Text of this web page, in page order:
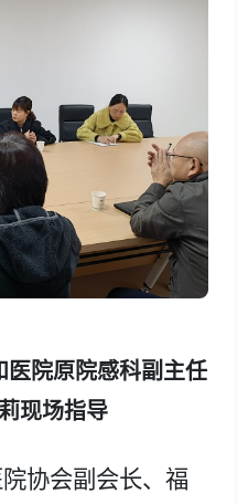
医院原院感科副主任
现场指导
协会副会长、福